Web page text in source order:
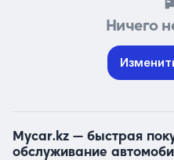
Ничего
Mycar.kz — быстрая
обслуживание